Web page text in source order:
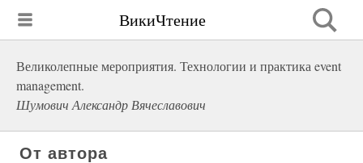
ВикиЧтение
Великолепные мероприятия. Технологии и практика event
management.
Шумович Александр Вячеславович
От автора